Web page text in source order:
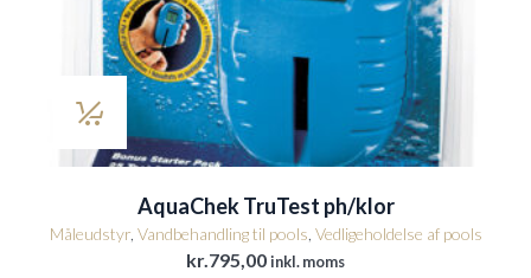
AquaChek TruTest ph/klor
Måleudstyr, Vandbehandling til pools Vedligeholdelse af pools
kr.795,00inkl. moms